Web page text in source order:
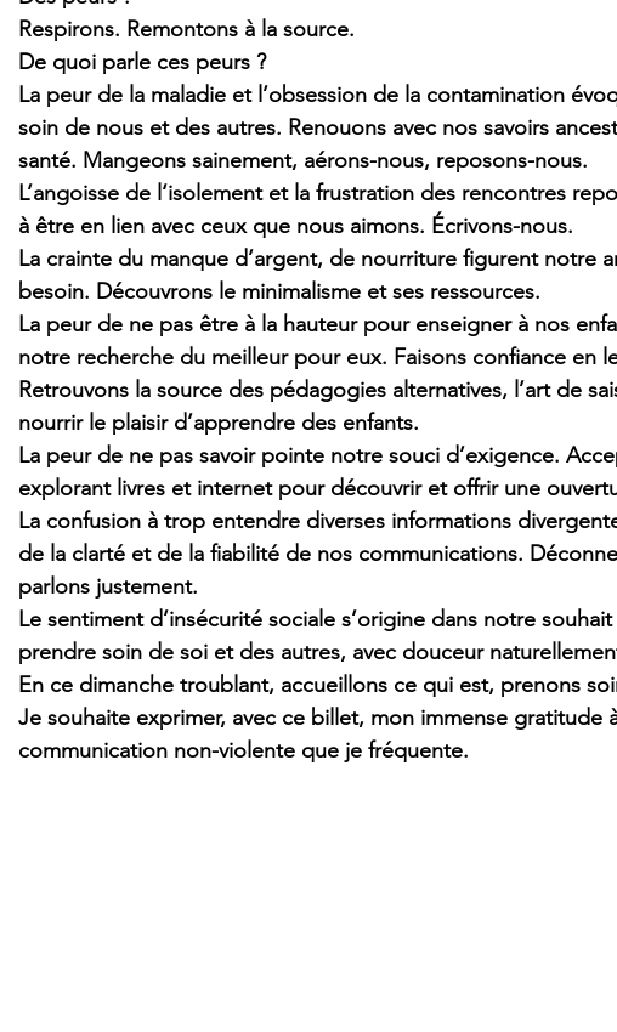
Respirons. Remontons à la source.
De quoi parle ces peurs ?
La peur de la maladie et l’obsession de la contamination
soin de nous et des autres. Renouons avec nos savoirs
santé. Mangeons sainement, aérons-nous, reposons-nous.
L’angoisse de l‘isolement et la frustration des rencontres
à être en lien avec ceux que nous aimons. Écrivons-nous.
La crainte du manque d’argent, de nourriture figurent notre
besoin. Découvrons le minimalisme et ses ressources.
La peur de ne pas être à la hauteur pour enseigner à nos
notre recherche du meilleur pour eux. Faisons confiance en
Retrouvons la source des pédagogies alternatives, l’art de
nourrir le plaisir d’apprendre des enfants.
La peur de ne pas savoir pointe notre souci d’exigence.
explorant livres et internet pour découvrir et offrir une
La confusion à trop entendre diverses informations
de la clarté et de la fiabilité de nos communications.
parlons justement.
Le sentiment d’insécurité sociale s’origine dans notre
prendre soin de soi et des autres, avec douceur
En ce dimanche troublant, accueillons ce qui est, prenons
Je souhaite exprimer, avec ce billet, mon immense gratitude
communication non-violente que je fréquente.